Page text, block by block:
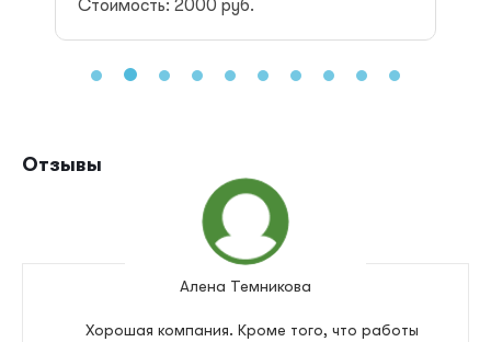
Стоимость: 2000 руб.
Отзывы
Алена Темникова
Хорошая компания. Кроме того, что работы